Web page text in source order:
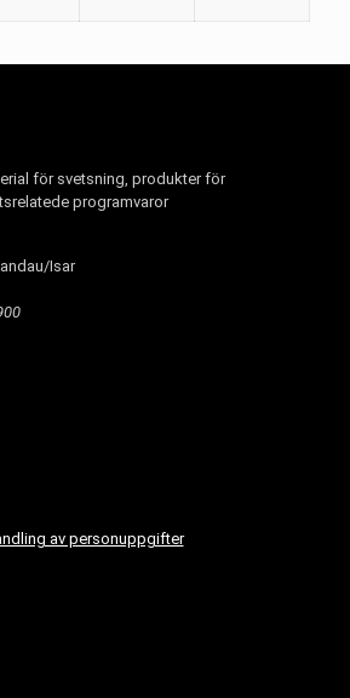
för svetsning, produkter för
programvaror
Isar
av personuppgifter